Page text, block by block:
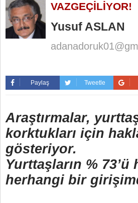
VAZGEÇİLİYOR!
Yusuf ASLAN
Paylaş Tweetle
Araştırmalar,
korktukları için
gösteriyor.
Yurttaşların % 73’ü
herhangi bir